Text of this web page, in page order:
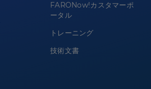
FARONow!カスタマーポ
ータル
トレーニング
技術文書